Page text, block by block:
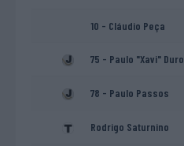
10 - Cláudio Peça
75 - Paulo "Xavi" Duro
78 - Paulo Passos
Rodrigo Saturnino